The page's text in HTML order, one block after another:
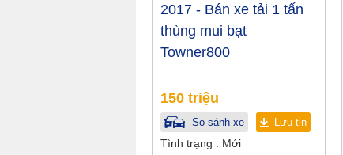
2017 - Bán xe tải 1 tấn
thùng mui bạt
Towner800
150 triệu
So sánh xe Lưu tin
Tình trạng
Mới